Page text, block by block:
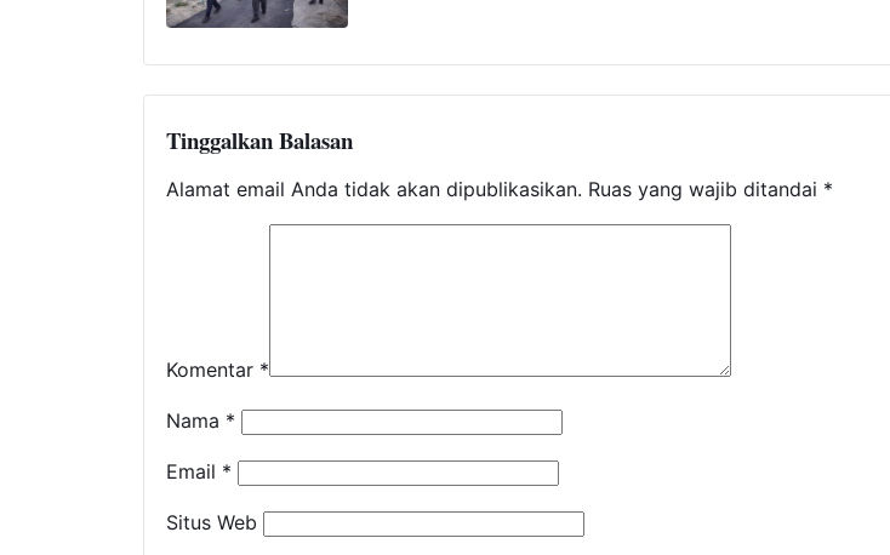
Tinggalkan Balasan
Alamat email Anda tidak akan dipublikasikan. Ruas yang wajib ditandai *
Komentar *
Nama *
Email *
Situs Web